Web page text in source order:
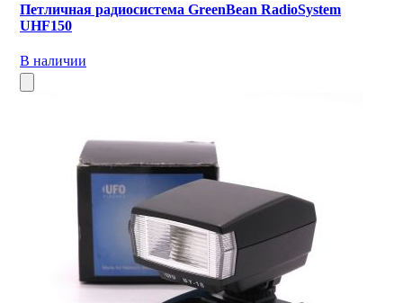
Петличная радиосистема GreenBean RadioSystem
UHF150
В наличии